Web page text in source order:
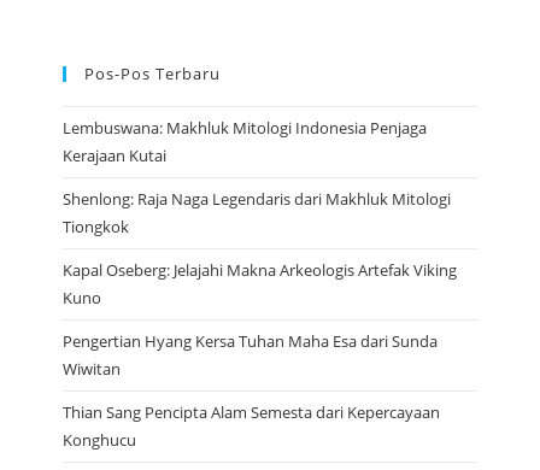
Pos-Pos Terbaru
Lembuswana: Makhluk Mitologi Indonesia Penjaga
Kerajaan Kutai
Shenlong: Raja Naga Legendaris dari Makhluk Mitologi
Tiongkok
Kapal Oseberg: Jelajahi Makna Arkeologis Artefak Viking
Kuno
Pengertian Hyang Kersa Tuhan Maha Esa dari Sunda
Wiwitan
Thian Sang Pencipta Alam Semesta dari Kepercayaan
Konghucu